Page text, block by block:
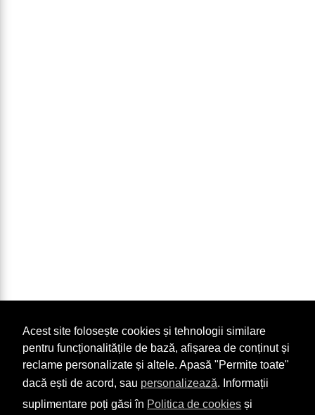
Acest site folosește cookies și tehnologii similare
pentru funcționalitățile de bază, afișarea de conținut și
reclame personalizate și altele. Apasă "Permite toate"
dacă ești de acord, sau personalizează. Informații
suplimentare poți găsi în Politica de cookies și